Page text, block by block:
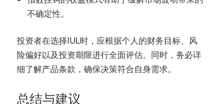
不确定性。
投资者在选择IUL时，应根据个人的财务目标、风
险偏好以及投资期限进行全面评估。同时，务必详
细了解产品条款，确保决策符合自身需求。
总结与建议